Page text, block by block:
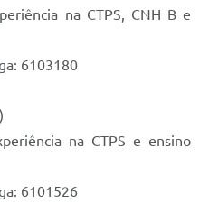
na CTPS, CNH B e
6103180
na CTPS e ensino
6101526